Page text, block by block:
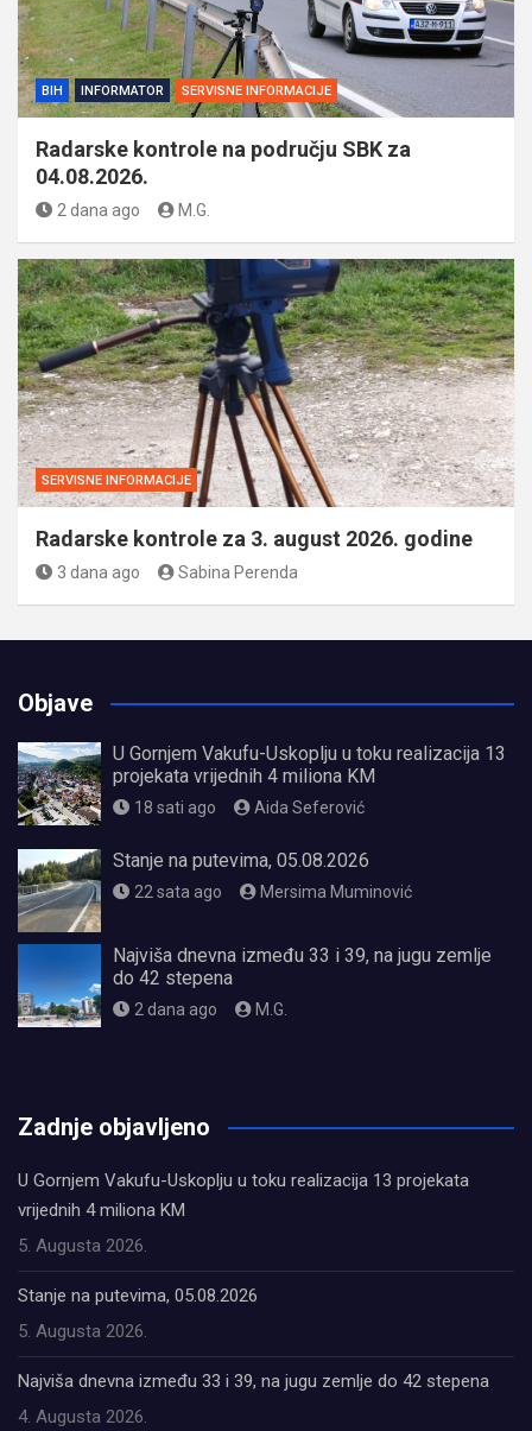
BIH INFORMATOR SERVISNE INFORMACIJE
Radarske kontrole na području SBK za
04.08.2026.
2 dana ago M.G.
SERVISNE INFORMACIJE
Radarske kontrole za 3. august 2026. godine
3 dana ago Sabina Perenda
Objave
U Gornjem Vakufu-Uskoplju u toku realizacija 13
projekata vrijednih 4 miliona KM
18 sati ago Aida Seferović
Stanje na putevima, 05.08.2026
22 sata ago Mersima Muminović
Najviša dnevna između 33 i 39, na jugu zemlje
do 42 stepena
2 dana ago M.G.
Zadnje objavljeno
U Gornjem Vakufu-Uskoplju u toku realizacija 13 projekata
vrijednih 4 miliona KM
5. Augusta 2026.
Stanje na putevima, 05.08.2026
5. Augusta 2026.
Najviša dnevna između 33 i 39, na jugu zemlje do 42 stepena
4. Augusta 2026.